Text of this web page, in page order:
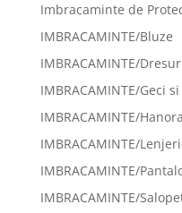
Imbracaminte de
IMBRACAMINTE/Bluze
IMBRACAMINTE/
IMBRACAMINTE/Geci
IMBRACAMINTE/
IMBRACAMINTE/
IMBRACAMINTE/
IMBRACAMINTE/